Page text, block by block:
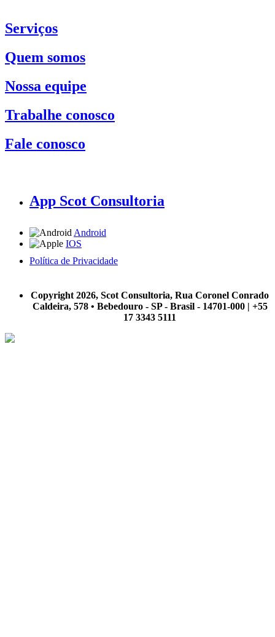
Serviços
Quem somos
Nossa equipe
Trabalhe conosco
Fale conosco
App Scot Consultoria
Android
IOS
Política de Privacidade
Copyright 2026, Scot Consultoria, Rua Coronel Conrado
Caldeira, 578 • Bebedouro - SP - Brasil - 14701-000 | +55
17 3343 5111